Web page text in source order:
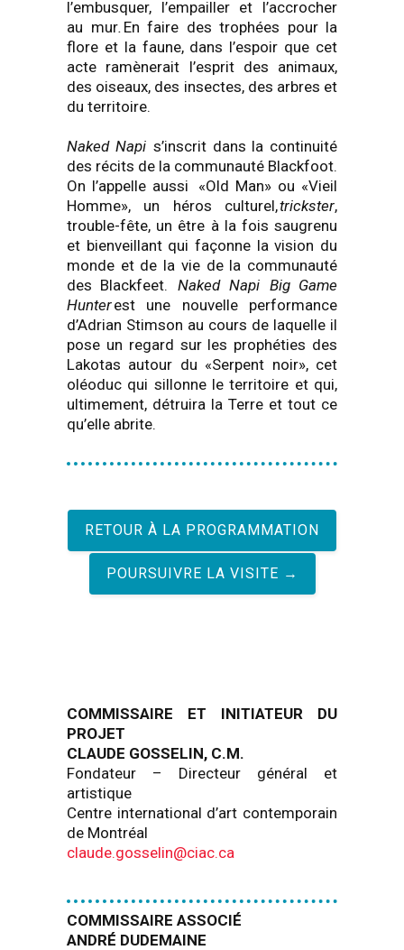
l’embusquer, l’empailler et l’accrocher
au mur. En faire des trophées pour la
flore et la faune, dans l’espoir que cet
acte ramènerait l’esprit des animaux,
des oiseaux, des insectes, des arbres et
du territoire.
Naked Napi s’inscrit dans la continuité
des récits de la communauté Blackfoot.
On l’appelle aussi «Old Man» ou «Vieil
Homme», un héros culturel,trickster,
trouble-fête, un être à la fois saugrenu
et bienveillant qui façonne la vision du
monde et de la vie de la communauté
des Blackfeet. Naked Napi Big Game
Hunterest une nouvelle performance
d’Adrian Stimson au cours de laquelle il
pose un regard sur les prophéties des
Lakotas autour du «Serpent noir», cet
oléoduc qui sillonne le territoire et qui,
ultimement, détruira la Terre et tout ce
qu’elle abrite.
RETOUR À LA PROGRAMMATION
POURSUIVRE LA VISITE →
COMMISSAIRE ET INITIATEUR DU
PROJET
CLAUDE GOSSELIN, C.M.
Fondateur – Directeur général et
artistique
Centre international d’art contemporain
de Montréal
claude.gosselin@ciac.ca
COMMISSAIRE ASSOCIÉ
ANDRÉ DUDEMAINE